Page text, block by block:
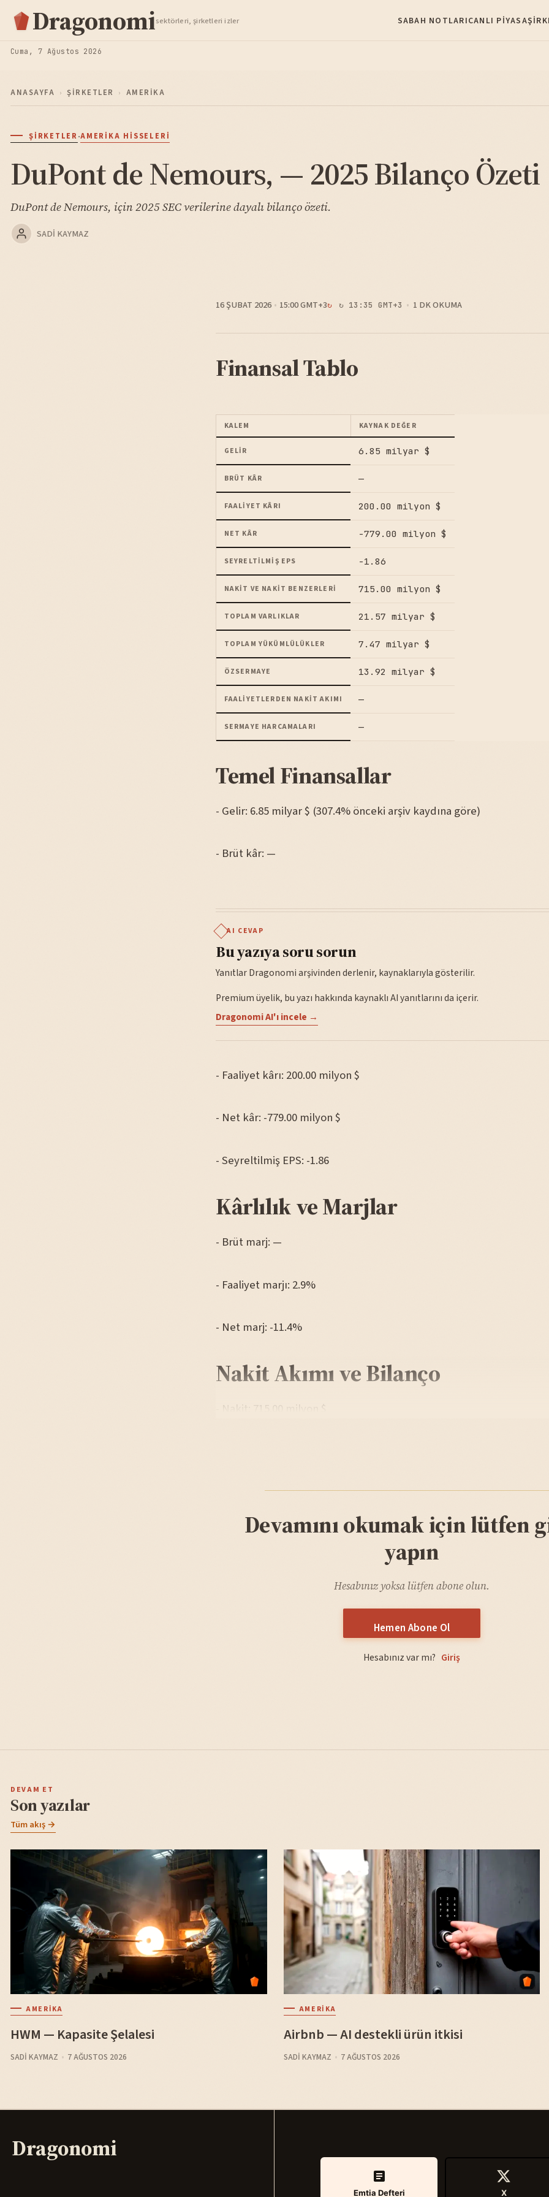
Dragonomisektörleri, şirketleri izler SABAH NOTLARICANLI PIYASA
Cuma, 7 Ağustos 2026
ANASAYFA › ŞIRKETLER › AMERIKA
ŞIRKETLER·AMERIKA HISSELERI
DuPont de Nemours, — 2025 Bilanço Özeti
DuPont de Nemours, için 2025 SEC verilerine dayalı bilanço özeti.
SADI KAYMAZ
16 ŞUBAT 2026 15:00 GMT+3 ↻ 13:35 GMT+3 1 DK OKUMA
Finansal Tablo
KALEM KAYNAK DEĞER
GELIR 6.85 milyar $
BRÜT KÂR —
FAALIYET KÂRI 200.00 milyon $
NET KÂR -779.00 milyon $
SEYRELTILMIŞ EPS -1.86
NAKIT VE NAKIT BENZERLERI 715.00 milyon $
TOPLAM VARLIKLAR 21.57 milyar $
TOPLAM YÜKÜMLÜLÜKLER 7.47 milyar $
ÖZSERMAYE 13.92 milyar $
FAALIYETLERDEN NAKIT AKIMI —
SERMAYE HARCAMALARI —
Temel Finansallar
- Gelir: 6.85 milyar $ (307.4% önceki arşiv kaydına göre)
- Brüt kâr: —
AI CEVAP
Bu yazıya soru sorun
Yanıtlar Dragonomi arşivinden derlenir, kaynaklarıyla gösterilir.
Premium üyelik, bu yazı hakkında kaynaklı AI yanıtlarını da içerir.
Dragonomi AI'ı incele →
- Faaliyet kârı: 200.00 milyon $
- Net kâr: -779.00 milyon $
- Seyreltilmiş EPS: -1.86
Kârlılık ve Marjlar
- Brüt marj: —
- Faaliyet marjı: 2.9%
- Net marj: -11.4%
Nakit Akımı ve Bilanço
- Nakit: 715.00 milyon $
Devamını okumak için lütfen
yapın
Hesabınız yoksa lütfen abone olun.
Hemen Abone Ol
Hesabınız var mı? Giriş
DEVAM ET
Son yazılar
Tüm akış →
AMERIKA
HWM — Kapasite Şelalesi
SADI KAYMAZ 7 AĞUSTOS 2026
AMERIKA
Airbnb — AI destekli ürün itkisi
SADI KAYMAZ 7 AĞUSTOS 2026
Dragonomi
Emtia Defteri X